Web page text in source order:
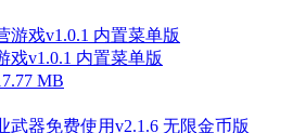
戏v1.0.1 内置菜单版
MB